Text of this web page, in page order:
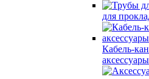
для
Кабель-
аксессуары